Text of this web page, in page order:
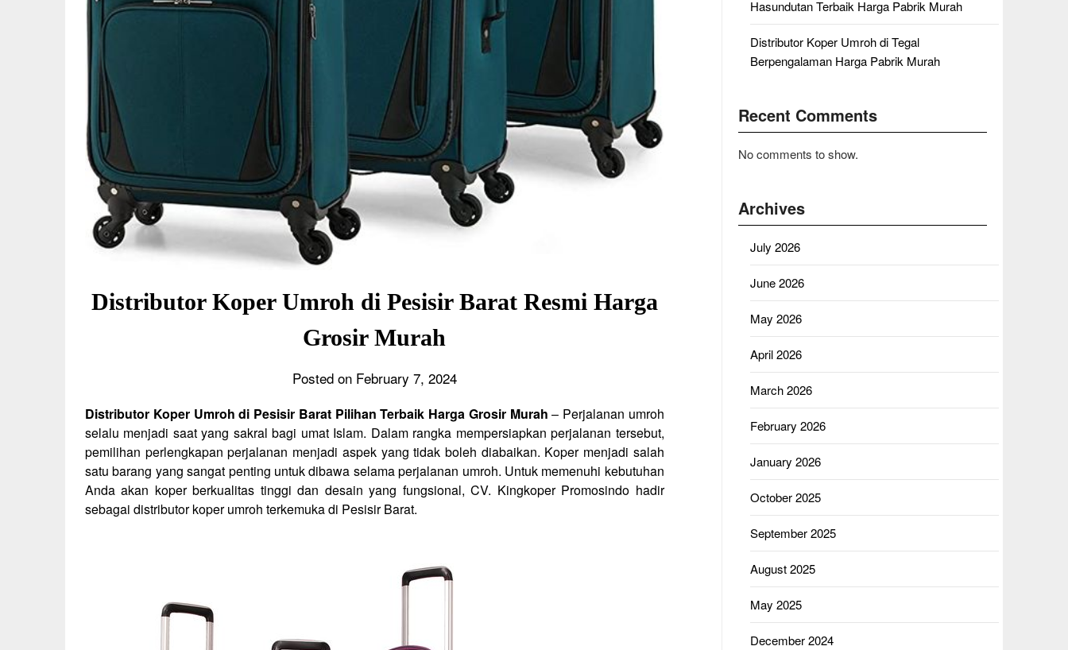
Distributor Koper Umroh di Pesisir Barat Resmi Harga
Grosir Murah
Posted on February 7, 2024
Distributor Koper Umroh di Pesisir Barat Pilihan Terbaik Harga Grosir Murah – Perjalanan umroh
selalu menjadi saat yang sakral bagi umat Islam. Dalam rangka mempersiapkan perjalanan tersebut,
pemilihan perlengkapan perjalanan menjadi aspek yang tidak boleh diabaikan. Koper menjadi salah
satu barang yang sangat penting untuk dibawa selama perjalanan umroh. Untuk memenuhi kebutuhan
Anda akan koper berkualitas tinggi dan desain yang fungsional, CV. Kingkoper Promosindo hadir
sebagai distributor koper umroh terkemuka di Pesisir Barat.
Hasundutan Terbaik Harga Pabrik Murah
Distributor Koper Umroh di Tegal
Berpengalaman Harga Pabrik Murah
Recent Comments
No comments to show.
Archives
July 2026
June 2026
May 2026
April 2026
March 2026
February 2026
January 2026
October 2025
September 2025
August 2025
May 2025
December 2024